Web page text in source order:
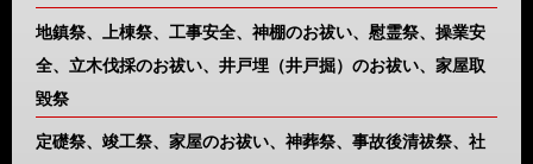
地鎮祭、上棟祭、工事安全、神棚のお祓い、慰霊祭、操業安
全、立木伐採のお祓い、井戸埋（井戸掘）のお祓い、家屋取
毀祭
定礎祭、竣工祭、家屋のお祓い、神葬祭、事故後清祓祭、社